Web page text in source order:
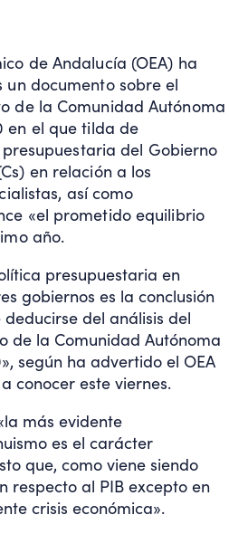
de Andalucía (OEA) ha
documento sobre el
de la Comunidad Autónoma
en el que tilda de
del Gobierno
en relación a los
así como
«el prometido equilibrio
año.
presupuestaria en
gobiernos es la conclusión
del análisis del
de la Comunidad Autónoma
según ha advertido el OEA
conocer este viernes.
más evidente
es el carácter
que, como viene siendo
respecto al PIB excepto en
crisis económica».